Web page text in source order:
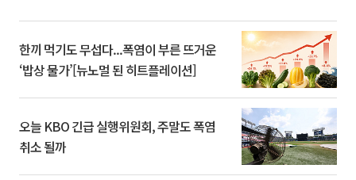
한끼 먹기도 무섭다...폭염이 부른 뜨거운
‘밥상 물가’[뉴노멀 된 히트플레이션]
오늘 KBO 긴급 실행위원회, 주말도 폭염
취소 될까